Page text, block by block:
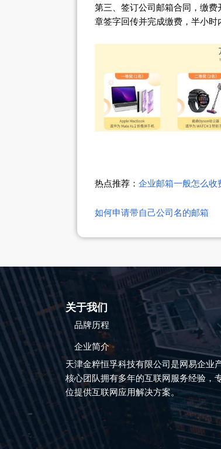
第三、签订公司邮箱合同，缴
章签字回传并完成缴费，半小时
热点推荐： 企业邮箱一般怎么收
如何申请带自己公司名的邮箱
关于我们
品牌历程
企业简介
天津金粹恒孚科技有限公司是网易企业
核心团队拥有多年的互联网服务经验，
位提供互联网应用解决方案。